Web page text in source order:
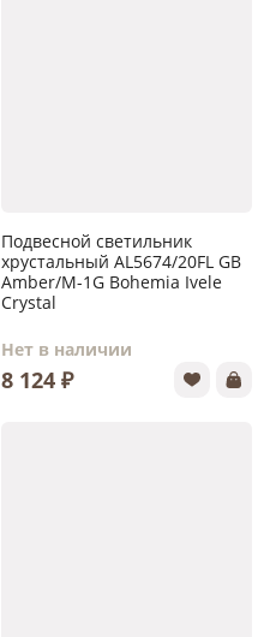
Подвесной светильник
хрустальный AL5674/20FL GB
Amber/M-1G Bohemia Ivele
Crystal
Нет в наличии
8 124 ₽